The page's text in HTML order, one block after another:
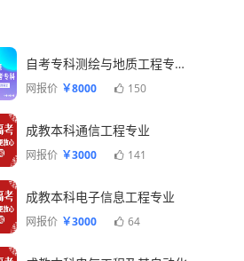
自考专科测绘与地质工程专业一年毕业
网报价 ￥8000 150
成教本科通信工程专业
网报价 ￥3000 141
成教本科电子信息工程专业
网报价 ￥3000 64